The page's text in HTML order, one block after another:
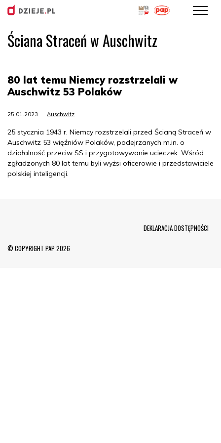
Przejdź
do
Ściana Straceń w Auschwitz
80 lat temu Niemcy rozstrzelali w
Auschwitz 53 Polaków
25.01.2023 Auschwitz
25 stycznia 1943 r. Niemcy rozstrzelali przed Ścianą Straceń w
Auschwitz 53 więźniów Polaków, podejrzanych m.in. o
działalność przeciw SS i przygotowywanie ucieczek. Wśród
zgładzonych 80 lat temu byli wyżsi oficerowie i przedstawiciele
polskiej inteligencji.
© COPYRIGHT PAP 2026
DEKLARACJA DOSTĘPNOŚCI